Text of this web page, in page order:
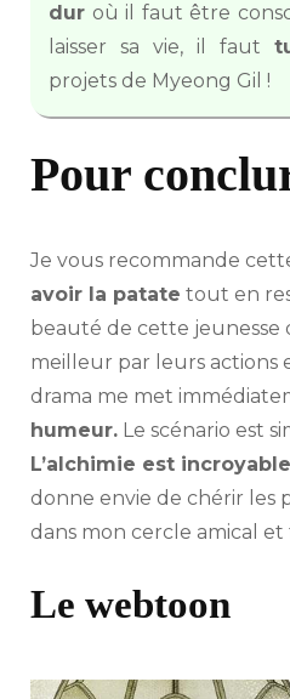
dur où il faut être
laisser sa vie, il faut
projets de Myeong Gil !
Pour
Je vous recommande
avoir la patate tout en
beauté de cette
meilleur par leurs
drama me met
humeur. Le scénario est
L’alchimie est incroyable
donne envie de chérir les
dans mon cercle amical et
Le webtoon